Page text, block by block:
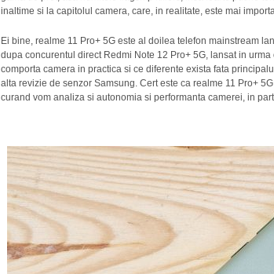
inaltime si la capitolul camera, care, in realitate, este mai
Ei bine, realme 11 Pro+ 5G este al doilea telefon mainstream
dupa concurentul direct Redmi Note 12 Pro+ 5G, lansat in
comporta camera in practica si ce diferente exista fata
alta revizie de senzor Samsung. Cert este ca realme 11 Pro+
curand vom analiza si autonomia si performanta camerei, in